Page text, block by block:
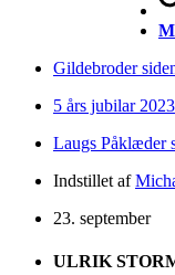
Gildebroder
5 års jubilar 2023
Laugs Påklæder
Indstillet af
23. september
ULRIK